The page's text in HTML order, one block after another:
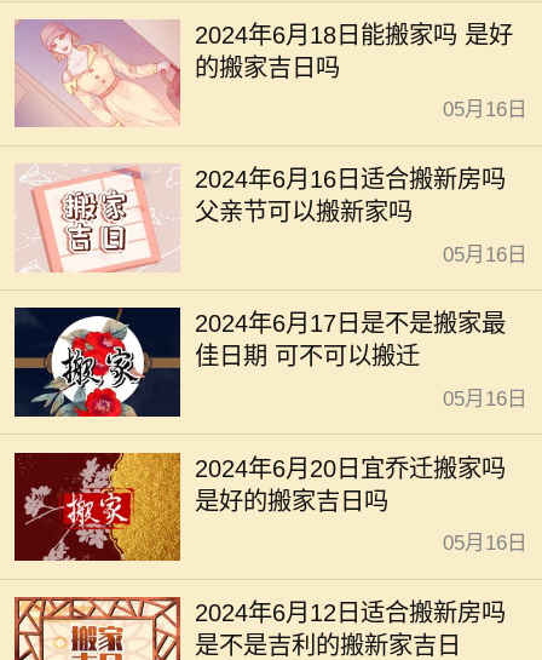
2024年6月18日能搬家吗 是好
的搬家吉日吗
05月16日
2024年6月16日适合搬新房吗
父亲节可以搬新家吗
05月16日
2024年6月17日是不是搬家最
佳日期 可不可以搬迁
05月16日
2024年6月20日宜乔迁搬家吗
是好的搬家吉日吗
05月16日
2024年6月12日适合搬新房吗
是不是吉利的搬新家吉日